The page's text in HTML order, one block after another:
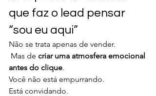
que faz o lead pensar
“sou eu aqui”
Não se trata apenas de vender.
Mas de criar uma atmosfera emocional
antes do clique.
Você não está empurrando.
Está convidando.